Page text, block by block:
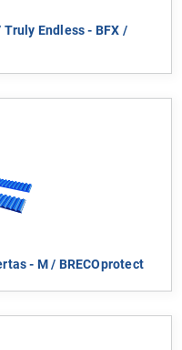
Endless - BFX /
- M / BRECOprotect